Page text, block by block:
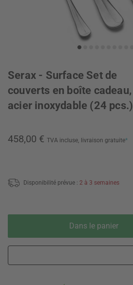
Serax - Surface Set de
couverts en boîte cadeau,
acier inoxydable (24 pcs.)
458,00 € TVA incluse, livraison gratuite*
Disponibilité prévue : 2 à 3 semaines
Dans le panier